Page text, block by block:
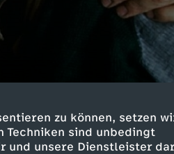
zu können, setzen
Techniken sind unbedingt
und unsere Dienstleister
und andere
ist ihr Boot